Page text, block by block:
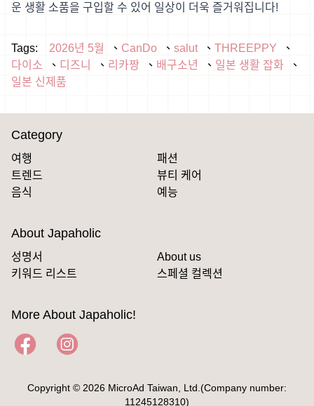
운 생활 소품을 구입할 수 있어 일상이 더욱 즐거워집니다!
Tags: 2026년 5월 CanDo salut
THREEPPY
다이소
디즈니 리카짱 배구소년
일본 생활 잡화
일본 신제품
Category
여행
패션
트렌드
뷰티 케어
음식
예능
About Japaholic
성명서
About us
키워드 리스트
스페셜 컬렉션
More About Japaholic!
Copyright © 2026 MicroAd Taiwan, Ltd.(Company number:
11245128310)